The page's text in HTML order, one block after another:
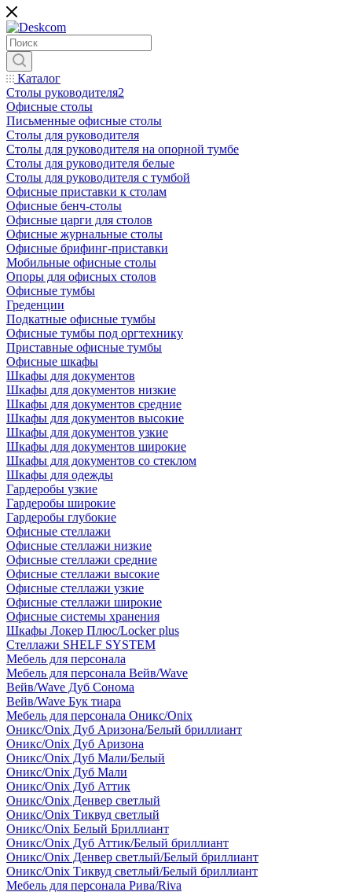
Каталог
Столы руководителя2
Офисные столы
Письменные офисные столы
Столы для руководителя
Столы для руководителя на опорной тумбе
Столы для руководителя белые
Столы для руководителя с тумбой
Офисные приставки к столам
Офисные бенч-столы
Офисные царги для столов
Офисные журнальные столы
Офисные брифинг-приставки
Мобильные офисные столы
Опоры для офисных столов
Офисные тумбы
Греденции
Подкатные офисные тумбы
Офисные тумбы под оргтехнику
Приставные офисные тумбы
Офисные шкафы
Шкафы для документов
Шкафы для документов низкие
Шкафы для документов средние
Шкафы для документов высокие
Шкафы для документов узкие
Шкафы для документов широкие
Шкафы для документов со стеклом
Шкафы для одежды
Гардеробы узкие
Гардеробы широкие
Гардеробы глубокие
Офисные стеллажи
Офисные стеллажи низкие
Офисные стеллажи средние
Офисные стеллажи высокие
Офисные стеллажи узкие
Офисные стеллажи широкие
Офисные системы хранения
Шкафы Локер Плюс/Locker plus
Стеллажи SHELF SYSTEM
Мебель для персонала
Мебель для персонала Вейв/Wave
Вейв/Wave Дуб Сонома
Вейв/Wave Бук тиара
Мебель для персонала Оникс/Onix
Оникс/Onix Дуб Аризона/Белый бриллиант
Оникс/Onix Дуб Аризона
Оникс/Onix Дуб Мали/Белый
Оникс/Onix Дуб Мали
Оникс/Onix Дуб Аттик
Оникс/Onix Денвер светлый
Оникс/Onix Тиквуд светлый
Оникс/Onix Белый Бриллиант
Оникс/Onix Дуб Аттик/Белый бриллиант
Оникс/Onix Денвер светлый/Белый бриллиант
Оникс/Onix Тиквуд светлый/Белый бриллиант
Мебель для персонала Рива/Riva